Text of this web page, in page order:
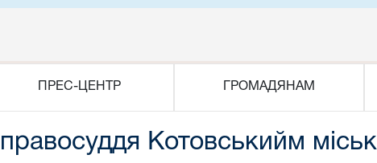
ПРЕС-ЦЕНТР ГРОМАДЯНАМ
Котовськийм